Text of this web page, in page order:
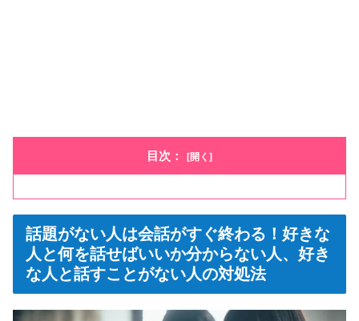
目次：
話題がない人は会話がすぐ終わる！好きな
人と何を話せばいいか分からない人、好き
な人と話すことがない人の対処法